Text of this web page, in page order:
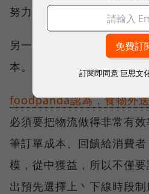
努力勸導與協助改善。
另一方面，則是持續控管外
本。
foodpanda認為，食物外
必須要把物流做得非常有
筆訂單成本、回饋給消費
模，從中獲益，所以不僅
出預先選擇上丶下線時段
訂閱即同意 巨思文